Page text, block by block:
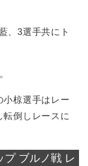
、3選手共にト
椋選手はレー
倒しレースに
プ ブルノ戦 レ